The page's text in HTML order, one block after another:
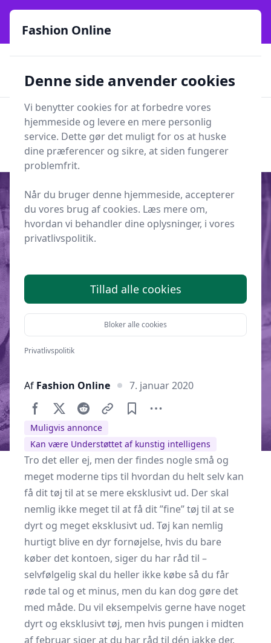
Fashion Online - Din genvej til stil, trends og smarte fund
online siden 2017
Lynhurtig levering ⭐⭐⭐⭐⭐✨981 forskellige produkttyper
Fashion Online
Søg
Udgivet iMode
Af Fashion Online 7. januar 2020
Muligvis annonce
Kan være Understøttet af kunstig intelligens
Tro det eller ej, men der findes nogle små og
meget moderne tips til hvordan du helt selv kan
få dit tøj til at se mere eksklusivt ud. Der skal
nemlig ikke meget til at få dit ”fine” tøj til at se
dyrt og meget eksklusivt ud. Tøj kan nemlig
hurtigt blive en dyr fornøjelse, hvis du bare
køber det kontoen, siger du har råd til –
selvfølgelig skal du heller ikke købe så du får
røde tal og et minus, men du kan dog gøre det
med måde. Du vil eksempelvis gerne have noget
dyrt og eksklusivt tøj, men hvis pungen i midten
af februar siger at du har råd til dén jakke der,
Fashion Online
Denne side anvender cookies
Vi benytter cookies for at forbedre vores
hjemmeside og levere en mere personlig
service. Dette gør det muligt for os at huske
dine præferencer og sikre, at siden fungerer
problemfrit.
Når du bruger denne hjemmeside, accepterer
du vores brug af cookies. Læs mere om,
hvordan vi behandler dine oplysninger, i vores
privatlivspolitik.
Tillad alle cookies
Bloker alle cookies
Privatlivspolitik